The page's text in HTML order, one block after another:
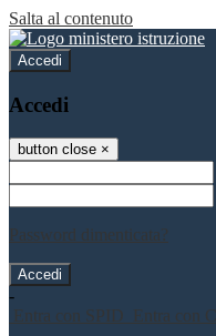
Salta al contenuto
Accedi
Accedi
button close ×
Password dimenticata?
-
Entra con SPID
Entra con